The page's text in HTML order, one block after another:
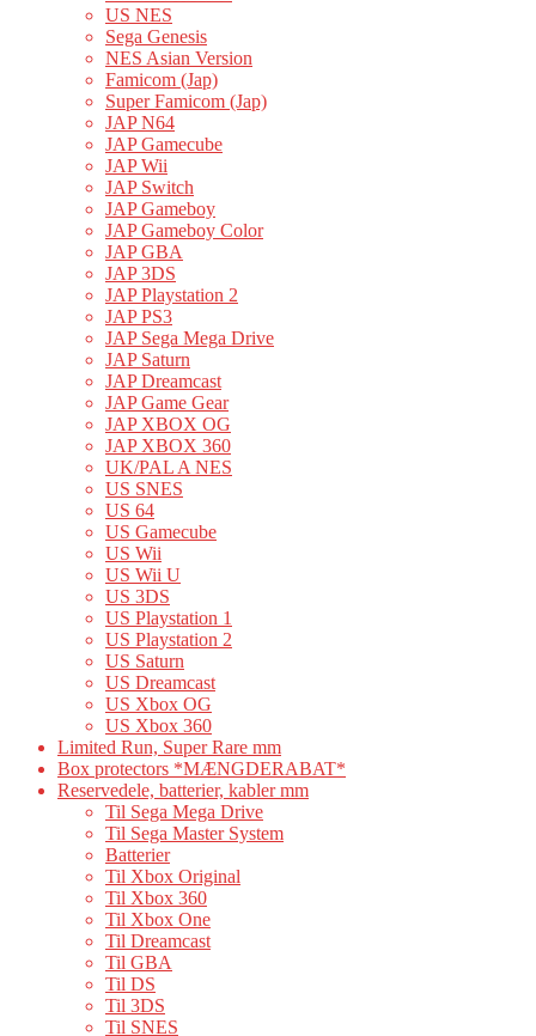
US NES
Sega Genesis
NES Asian Version
Famicom (Jap)
Super Famicom (Jap)
JAP N64
JAP Gamecube
JAP Wii
JAP Switch
JAP Gameboy
JAP Gameboy Color
JAP GBA
JAP 3DS
JAP Playstation 2
JAP PS3
JAP Sega Mega Drive
JAP Saturn
JAP Dreamcast
JAP Game Gear
JAP XBOX OG
JAP XBOX 360
UK/PAL A NES
US SNES
US 64
US Gamecube
US Wii
US Wii U
US 3DS
US Playstation 1
US Playstation 2
US Saturn
US Dreamcast
US Xbox OG
US Xbox 360
Limited Run, Super Rare mm
Box protectors *MÆNGDERABAT*
Reservedele, batterier, kabler mm
Til Sega Mega Drive
Til Sega Master System
Batterier
Til Xbox Original
Til Xbox 360
Til Xbox One
Til Dreamcast
Til GBA
Til DS
Til 3DS
Til SNES